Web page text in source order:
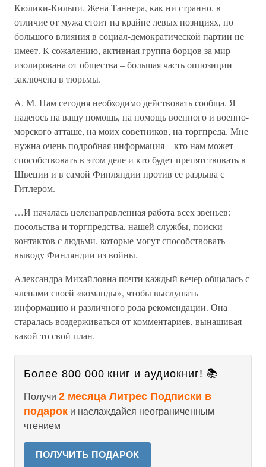
Кюлики-Кильпи. Жена Таннера, как ни странно, в
отличие от мужа стоит на крайне левых позициях, но
большого влияния в социал-демократической партии не
имеет. К сожалению, активная группа борцов за мир
изолирована от общества – большая часть оппозиции
заключена в тюрьмы.
А. М. Нам сегодня необходимо действовать сообща. Я
надеюсь на вашу помощь, на помощь военного и военно-
морского атташе, на моих советников, на торгпреда. Мне
нужна очень подробная информация – кто нам может
способствовать в этом деле и кто будет препятствовать в
Швеции и в самой Финляндии против ее разрыва с
Гитлером.
…И началась целенаправленная работа всех звеньев:
посольства и торгпредства, нашей службы, поиски
контактов с людьми, которые могут способствовать
выводу Финляндии из войны.
Александра Михайловна почти каждый вечер общалась с
членами своей «команды», чтобы выслушать
информацию и различного рода рекомендации. Она
старалась воздерживаться от комментариев, вынашивая
какой-то свой план.
Более 800 000 книг и аудиокниг! 📚
Получи 2 месяца Литрес Подписки в
подарок и наслаждайся неограниченным
чтением
ПОЛУЧИТЬ ПОДАРОК